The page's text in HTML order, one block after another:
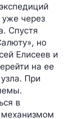
уже через
Спустя
но
Елисеев и
на ее
При
в
механизмом